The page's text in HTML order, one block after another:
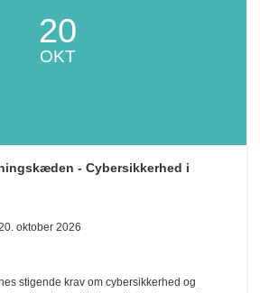
20
OKT
- Cybersikkerhed i
oktober 2026
stigende krav om cybersikkerhed og